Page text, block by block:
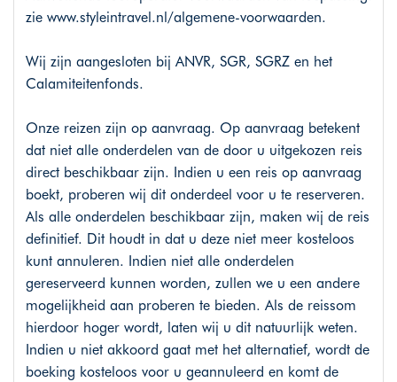
zie www.styleintravel.nl/algemene-voorwaarden.
Wij zijn aangesloten bij ANVR, SGR, SGRZ en het
Calamiteitenfonds.
Onze reizen zijn op aanvraag. Op aanvraag betekent
dat niet alle onderdelen van de door u uitgekozen reis
direct beschikbaar zijn. Indien u een reis op aanvraag
boekt, proberen wij dit onderdeel voor u te reserveren.
Als alle onderdelen beschikbaar zijn, maken wij de reis
definitief. Dit houdt in dat u deze niet meer kosteloos
kunt annuleren. Indien niet alle onderdelen
gereserveerd kunnen worden, zullen we u een andere
mogelijkheid aan proberen te bieden. Als de reissom
hierdoor hoger wordt, laten wij u dit natuurlijk weten.
Indien u niet akkoord gaat met het alternatief, wordt de
boeking kosteloos voor u geannuleerd en komt de